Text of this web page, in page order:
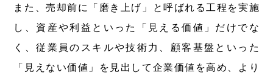
また、売却前に「磨き上げ」と呼ばれる工程を実施
し、資産や利益といった「見える価値」だけでな
く、従業員のスキルや技術力、顧客基盤といった
「見えない価値」を見出して企業価値を高め、より